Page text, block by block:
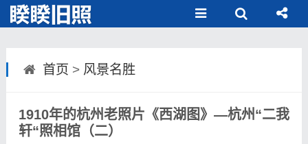
首页 > 风景名胜
1910年的杭州老照片《西湖图》—杭州“二我
轩“照相馆（二）